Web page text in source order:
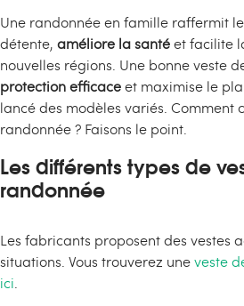
Une randonnée en famille raffermit
détente, améliore la santéet facilite
nouvelles régions. Une bonne veste
protection efficaceet maximise le
lancé des modèles variés. Comment
randonnée ? Faisons le point.
Les différents types de
randonnée
Les fabricants proposent des vestes
situations. Vous trouverez uneveste
ici